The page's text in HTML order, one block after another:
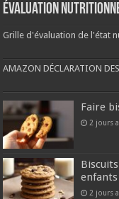
Évaluation
Grille d'évaluation de l'état
AMAZON DÉCLARATION
Faire
2 jours
enfants
2 jours